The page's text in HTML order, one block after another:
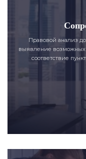
Правовой анализ
выявление возможных
соответствие